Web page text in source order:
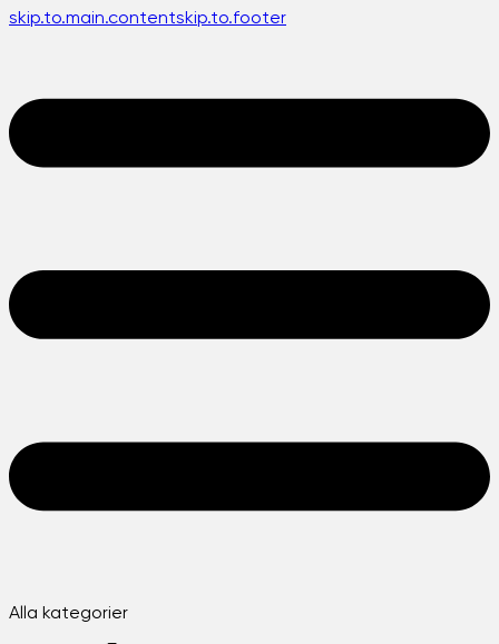
skip.to.main.contentskip.to.footer
Alla kategorier